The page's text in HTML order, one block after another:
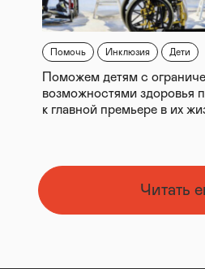
Помочь Инклюзия Дети
Поможем детям с
возможностями здоровья
к главной премьере в их
Читать